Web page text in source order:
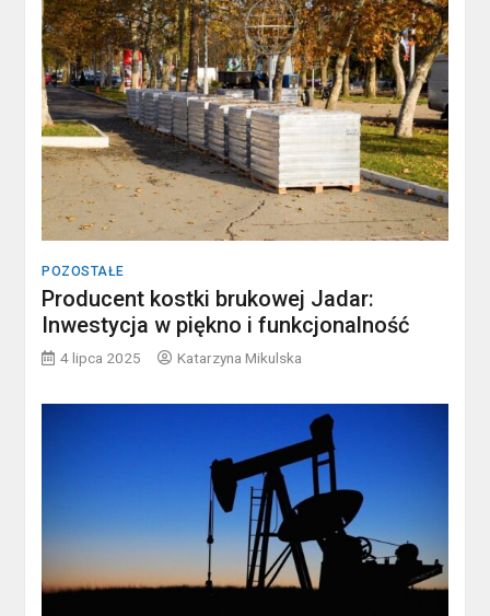
POZOSTAŁE
Producent kostki brukowej Jadar:
Inwestycja w piękno i funkcjonalność
4 lipca 2025 Katarzyna Mikulska